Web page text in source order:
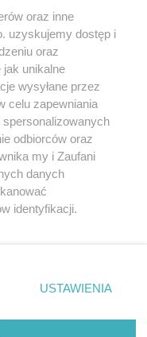
z portali
sięz nami
oraz inne
uzyskujemy dostęp i
oraz
jak unikalne
wysyłane przez
celu zapewniania
odbiorców oraz
my i Zaufani
danych
identyfikacji.
prywatności
strony
zgody
się takiemu
USTAWIENIA